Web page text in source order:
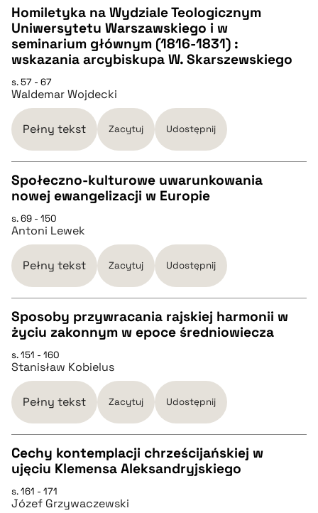
pobierz cytat
CZYSTY TEKST
pobierz cytat
BIBTEX
pobierz cytat
Homiletyka na Wydziale Teologicznym
Uniwersytetu Warszawskiego i w
seminarium głównym (1816-1831) :
wskazania arcybiskupa W. Skarszewskiego
s. 57 - 67
Waldemar Wojdecki
Pełny tekst Zacytuj Udostępnij
CZYSTY TEKST
pobierz cytat
BIBTEX
pobierz cytat
Społeczno-kulturowe uwarunkowania
nowej ewangelizacji w Europie
s. 69 - 150
Antoni Lewek
Pełny tekst Zacytuj Udostępnij
CZYSTY TEKST
pobierz cytat
BIBTEX
pobierz cytat
Sposoby przywracania rajskiej harmonii w
życiu zakonnym w epoce średniowiecza
s. 151 - 160
Stanisław Kobielus
Pełny tekst Zacytuj Udostępnij
CZYSTY TEKST
Cechy kontemplacji chrześcijańskiej w
ujęciu Klemensa Aleksandryjskiego
s. 161 - 171
Józef Grzywaczewski